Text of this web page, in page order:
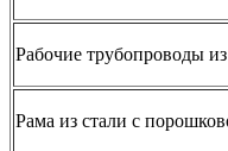
Рабочие трубопроводы
Рама из cтали с